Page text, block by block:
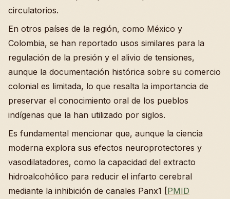
circulatorios.
En otros países de la región, como México y
Colombia, se han reportado usos similares para la
regulación de la presión y el alivio de tensiones,
aunque la documentación histórica sobre su comercio
colonial es limitada, lo que resalta la importancia de
preservar el conocimiento oral de los pueblos
indígenas que la han utilizado por siglos.
Es fundamental mencionar que, aunque la ciencia
moderna explora sus efectos neuroprotectores y
vasodilatadores, como la capacidad del extracto
hidroalcohólico para reducir el infarto cerebral
mediante la inhibición de canales Panx1 [PMID